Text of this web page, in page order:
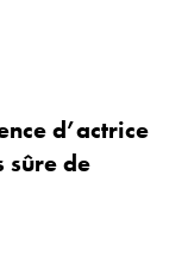
d’actrice
sûre de